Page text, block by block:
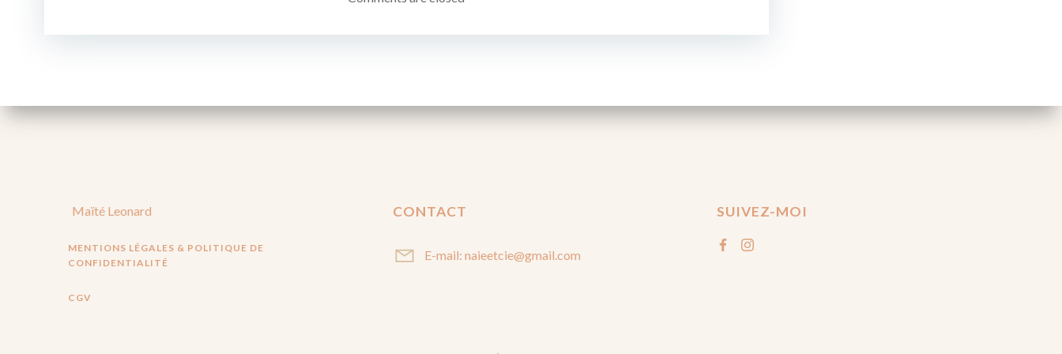
l’article
Maïté Leonard
MENTIONS LÉGALES & POLITIQUE DE
CONFIDENTIALITÉ
CGV
CONTACT
E-mail: naieetcie@gmail.com
SUIVEZ-MOI